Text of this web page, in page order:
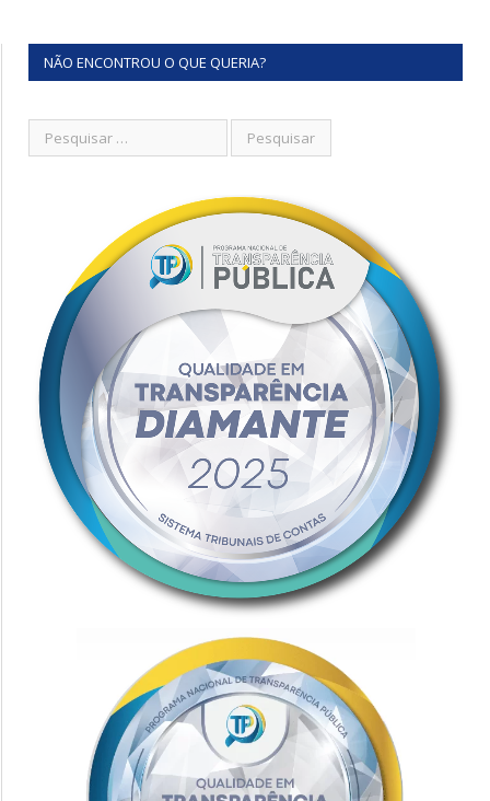
NÃO ENCONTROU O QUE QUERIA?